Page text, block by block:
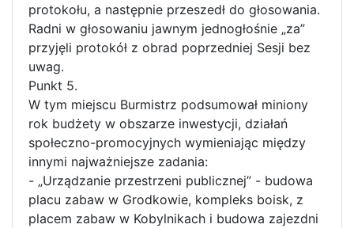
protokołu, a następnie przeszedł do głosowania.
Radni w głosowaniu jawnym jednogłośnie „za”
przyjęli protokół z obrad poprzedniej Sesji bez
uwag.
Punkt 5.
W tym miejscu Burmistrz podsumował miniony
rok budżety w obszarze inwestycji, działań
społeczno-promocyjnych wymieniając między
innymi najważniejsze zadania:
- „Urządzanie przestrzeni publicznej” - budowa
placu zabaw w Grodkowie, kompleks boisk, z
placem zabaw w Kobylnikach i budowa zajezdni